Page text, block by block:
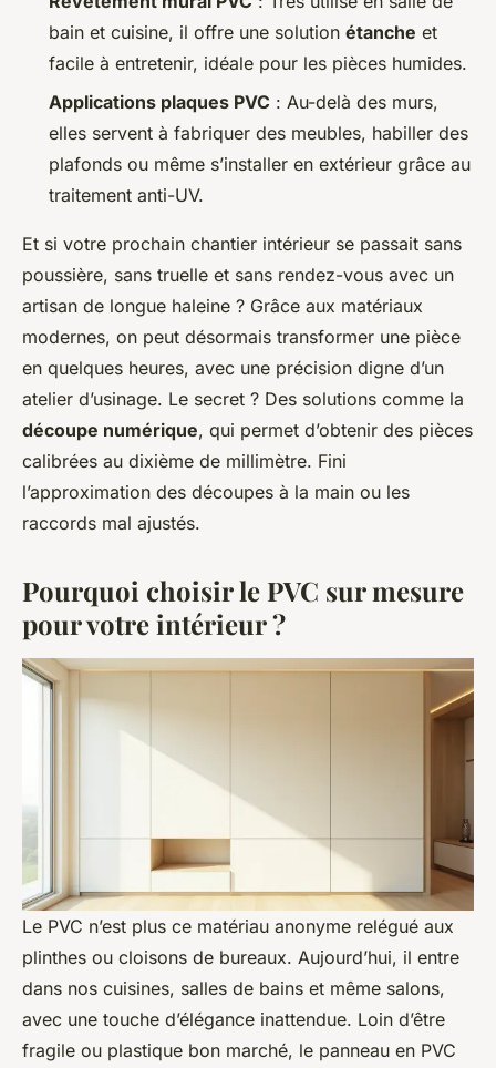
bain et cuisine, il offre une solution étanche et
facile à entretenir, idéale pour les pièces humides.
Applications plaques PVC : Au-delà des murs,
elles servent à fabriquer des meubles, habiller des
plafonds ou même s’installer en extérieur grâce au
traitement anti-UV.
Et si votre prochain chantier intérieur se passait sans
poussière, sans truelle et sans rendez-vous avec un
artisan de longue haleine ? Grâce aux matériaux
modernes, on peut désormais transformer une pièce
en quelques heures, avec une précision digne d’un
atelier d’usinage. Le secret ? Des solutions comme la
découpe numérique, qui permet d’obtenir des pièces
calibrées au dixième de millimètre. Fini
l’approximation des découpes à la main ou les
raccords mal ajustés.
Pourquoi choisir le PVC sur mesure
pour votre intérieur ?
Le PVC n’est plus ce matériau anonyme relégué aux
plinthes ou cloisons de bureaux. Aujourd’hui, il entre
dans nos cuisines, salles de bains et même salons,
avec une touche d’élégance inattendue. Loin d’être
fragile ou plastique bon marché, le panneau en PVC